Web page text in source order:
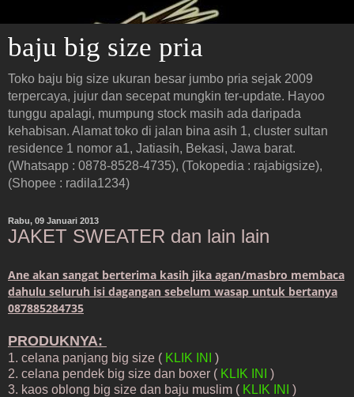
baju big size pria
Toko baju big size ukuran besar jumbo pria sejak 2009
terpercaya, jujur dan secepat mungkin ter-update. Hayoo
tunggu apalagi, mumpung stock masih ada daripada
kehabisan. Alamat toko di jalan bina asih 1, cluster sultan
residence 1 nomor a1, Jatiasih, Bekasi, Jawa barat.
(Whatsapp : 0878-8528-4735), (Tokopedia : rajabigsize),
(Shopee : radila1234)
Rabu, 09 Januari 2013
JAKET SWEATER dan lain lain
Ane akan sangat berterima kasih jika agan/masbro membaca
dahulu seluruh isi dagangan sebelum wasap untuk bertanya
087885284735
PRODUKNYA:
1. celana panjang big size ( KLIK INI
)
2. celana pendek big size dan boxer ( KLIK INI
)
3. kaos oblong big size dan baju muslim ( KLIK INI
)